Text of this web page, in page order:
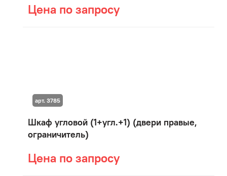
Цена по запросу
Шкаф угловой (1+угл.+1) (двери правые,
ограничитель)
Цена по запросу
арт. 3785